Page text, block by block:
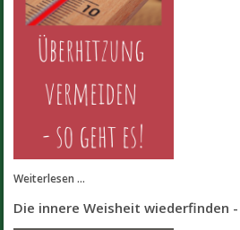
Weiterlesen ...
Die innere Weisheit wiederfinden